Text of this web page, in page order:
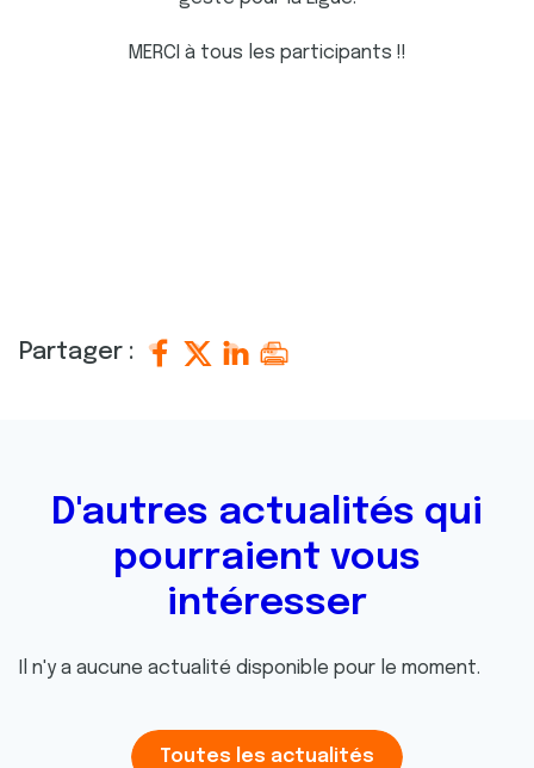
MERCI à tous les participants !!
Partager :
D'autres actualités qui
pourraient vous
intéresser
Il n'y a aucune actualité disponible pour le moment.
Toutes les actualités